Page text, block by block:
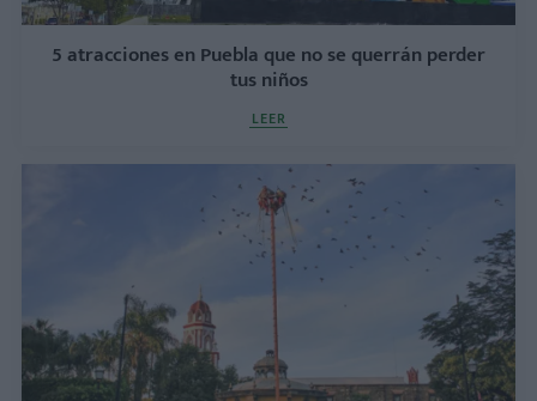
5 atracciones en Puebla que no se querrán perder
tus niños
LEER